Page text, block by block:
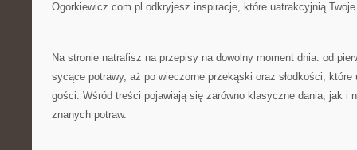
Ogorkiewicz.com.pl odkryjesz inspiracje, które uatrakcyjnią Twoje
Na stronie natrafisz na przepisy na dowolny moment dnia: od
sycące potrawy, aż po wieczorne przekąski oraz słodkości, które
gości. Wśród treści pojawiają się zarówno klasyczne dania, jak i
znanych potraw.